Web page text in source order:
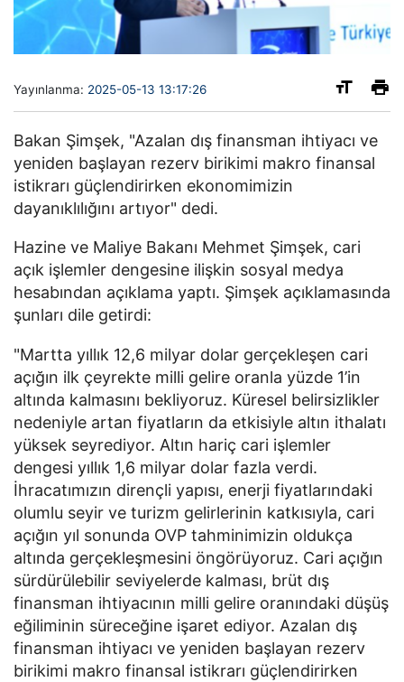
Yayınlanma: 2025-05-13 13:17:26
Bakan Şimşek, "Azalan dış finansman ihtiyacı ve
yeniden başlayan rezerv birikimi makro finansal
istikrarı güçlendirirken ekonomimizin
dayanıklılığını artıyor" dedi.
Hazine ve Maliye Bakanı Mehmet Şimşek, cari
açık işlemler dengesine ilişkin sosyal medya
hesabından açıklama yaptı. Şimşek açıklamasında
şunları dile getirdi:
"Martta yıllık 12,6 milyar dolar gerçekleşen cari
açığın ilk çeyrekte milli gelire oranla yüzde 1’in
altında kalmasını bekliyoruz. Küresel belirsizlikler
nedeniyle artan fiyatların da etkisiyle altın ithalatı
yüksek seyrediyor. Altın hariç cari işlemler
dengesi yıllık 1,6 milyar dolar fazla verdi.
İhracatımızın dirençli yapısı, enerji fiyatlarındaki
olumlu seyir ve turizm gelirlerinin katkısıyla, cari
açığın yıl sonunda OVP tahminimizin oldukça
altında gerçekleşmesini öngörüyoruz. Cari açığın
sürdürülebilir seviyelerde kalması, brüt dış
finansman ihtiyacının milli gelire oranındaki düşüş
eğiliminin süreceğine işaret ediyor. Azalan dış
finansman ihtiyacı ve yeniden başlayan rezerv
birikimi makro finansal istikrarı güçlendirirken